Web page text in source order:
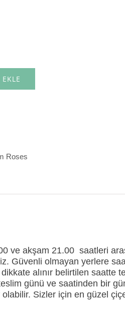
EKLE
Roses
ve akşam 21.00 saatleri
Güvenli olmayan yerlere
alınır belirtilen
günü ve saatinden bir
Sizler için en güzel